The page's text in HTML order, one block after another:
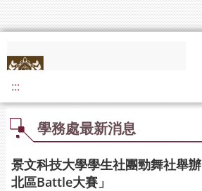
:::
學務處最新消息
景文科技大學學生社團勁舞社舉
北區Battle大賽」